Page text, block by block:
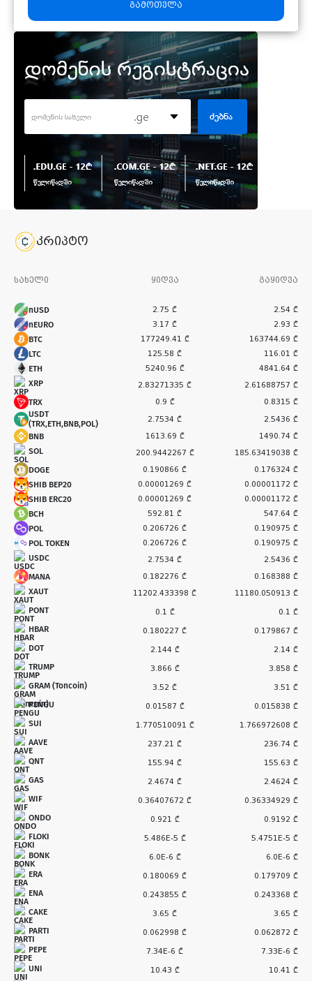
10 დანიური კრონი
10 არაბეთის დირჰამი 7.2611
კრიპტო
სახელი ყიდვა გაყიდვა
nUSD 2.75 ₾ 2.54 ₾
nEURO 3.17 ₾ 2.93 ₾
BTC 177249.41 ₾ 163744.69 ₾
LTC 125.58 ₾ 116.01 ₾
ETH 5240.96 ₾ 4841.64 ₾
XRP 2.83271335 ₾ 2.61688757 ₾
TRX 0.9 ₾ 0.8315 ₾
USDT
(TRX,ETH,BNB,POL)
2.7534 ₾ 2.5436 ₾
BNB 1613.69 ₾ 1490.74 ₾
SOL 200.9442267 ₾ 185.63419038 ₾
DOGE 0.190866 ₾ 0.176324 ₾
SHIB BEP20 0.00001269 ₾ 0.00001172 ₾
SHIB ERC20 0.00001269 ₾ 0.00001172 ₾
BCH 592.81 ₾ 547.64 ₾
POL 0.206726 ₾ 0.190975 ₾
POL TOKEN 0.206726 ₾ 0.190975 ₾
USDC 2.7534 ₾ 2.5436 ₾
MANA 0.182276 ₾ 0.168388 ₾
XAUT 11202.433398 ₾ 11180.050913 ₾
PONT 0.1 ₾ 0.1 ₾
HBAR 0.180227 ₾ 0.179867 ₾
DOT 2.144 ₾ 2.14 ₾
TRUMP 3.866 ₾ 3.858 ₾
GRAM (Toncoin) 3.52 ₾ 3.51 ₾
PENGU 0.01587 ₾ 0.015838 ₾
SUI 1.770510091 ₾ 1.766972608 ₾
AAVE 237.21 ₾ 236.74 ₾
QNT 155.94 ₾ 155.63 ₾
GAS 2.4674 ₾ 2.4624 ₾
WIF 0.36407672 ₾ 0.36334929 ₾
ONDO 0.921 ₾ 0.9192 ₾
FLOKI 5.486E-5 ₾ 5.4751E-5 ₾
BONK 6.0E-6 ₾ 6.0E-6 ₾
ERA 0.180069 ₾ 0.179709 ₾
ENA 0.243855 ₾ 0.243368 ₾
CAKE 3.65 ₾ 3.65 ₾
PARTI 0.062998 ₾ 0.062872 ₾
PEPE 7.34E-6 ₾ 7.33E-6 ₾
UNI 10.43 ₾ 10.41 ₾
გამოთვლა